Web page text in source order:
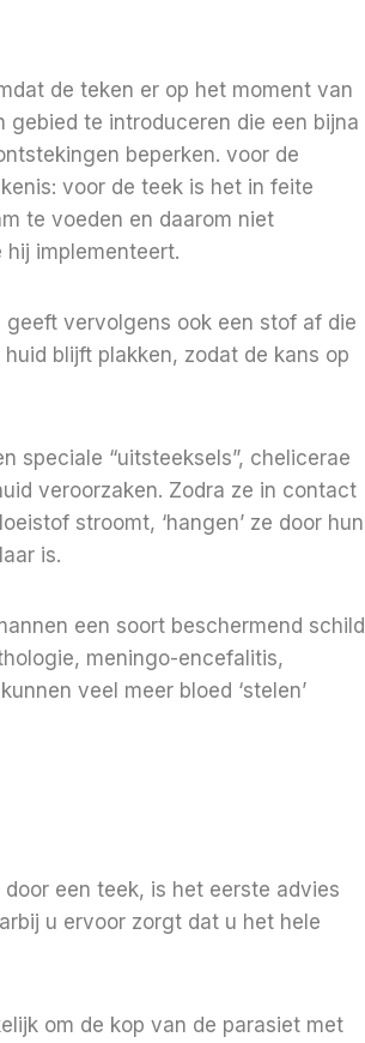
de teken er op het moment van
te introduceren die een bijna
beperken. voor de
voor de teek is het in feite
te voeden en daarom niet
implementeert.
vervolgens ook een stof af die
blijft plakken, zodat de kans op
speciale “uitsteeksels”, chelicerae
veroorzaken. Zodra ze in contact
stroomt, ‘hangen’ ze door hun
is.
een soort beschermend schild
meningo-encefalitis,
veel meer bloed ‘stelen’
een teek, is het eerste advies
u ervoor zorgt dat u het hele
om de kop van de parasiet met